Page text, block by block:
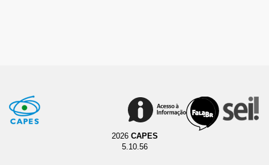
2026 CAPES
5.10.56